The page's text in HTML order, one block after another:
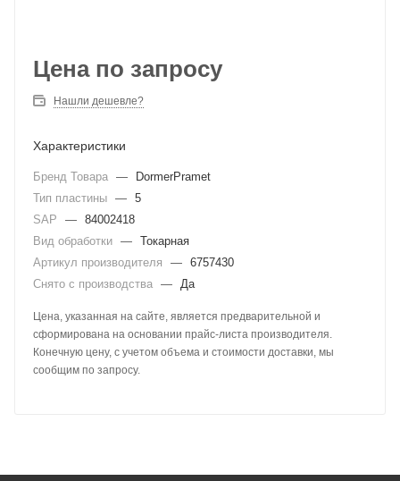
Цена по запросу
Нашли дешевле?
Характеристики
Бренд Товара —
DormerPramet
Тип пластины — 5
SAP
— 84002418
Вид обработки — Токарная
Артикул производителя
— 6757430
Снято с производства — Да
Цена, указанная на сайте, является предварительной и
сформирована на основании прайс-листа производителя.
Конечную цену, с учетом объема и стоимости доставки, мы
сообщим по запросу.